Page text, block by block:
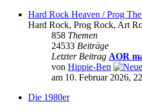
Hard Rock Heaven / Prog
Hard Rock, Prog Rock, Art
858 Themen
24533 Beiträge
Letzter Beitrag AOR
von Hippie-Ben
am 10. Februar 2026,
Die 1980er